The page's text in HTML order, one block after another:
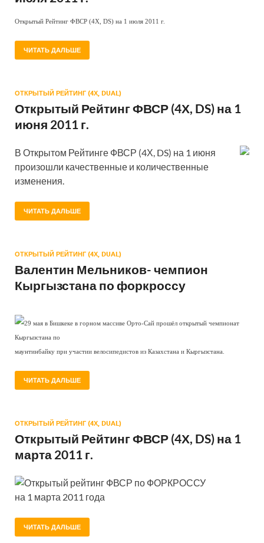
Открытый Рейтинг ФВСР (4Х, DS) на 1 июля 2011 г.
ЧИТАТЬ ДАЛЬШЕ
ОТКРЫТЫЙ РЕЙТИНГ (4Х, DUAL)
Открытый Рейтинг ФВСР (4Х, DS) на 1
июня 2011 г.
В Открытом Рейтинге ФВСР (4Х, DS) на 1 июня
произошли качественные и количественные
изменения.
ЧИТАТЬ ДАЛЬШЕ
ОТКРЫТЫЙ РЕЙТИНГ (4Х, DUAL)
Валентин Мельников- чемпион
Кыргызстана по форкроссу
29 мая в Бишкеке в горном массиве Орто-Сай прошёл открытый чемпионат
Кыргызстана по
маунтинбайку при участии велосипедистов из Казахстана и Кыргызстана.
ЧИТАТЬ ДАЛЬШЕ
ОТКРЫТЫЙ РЕЙТИНГ (4Х, DUAL)
Открытый Рейтинг ФВСР (4Х, DS) на 1
марта 2011 г.
Открытый рейтинг ФВСР по ФОРКРОССУ
на 1 марта 2011 года
ЧИТАТЬ ДАЛЬШЕ